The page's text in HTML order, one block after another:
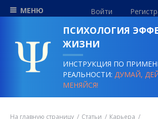
МЕНЮ Войти
ПСИХОЛОГИЯ
ЖИЗНИ
ИНСТРУКЦИЯ ПО
РЕАЛЬНОСТИ:ДУМАЙ,
МЕНЯЙСЯ!
На главную страницу Статьи
Карьера